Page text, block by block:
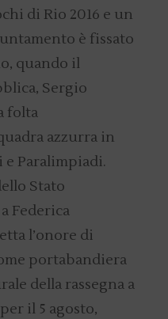
di Rio 2016 e un
è fissato
quando il
Sergio
folta
azzurra in
Paralimpiadi.
Stato
Federica
l’onore di
portabandiera
della rassegna a
il 5 agosto,